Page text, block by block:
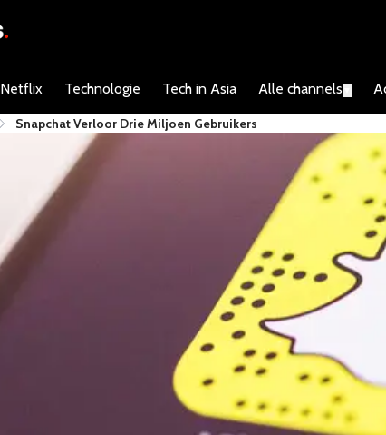
Netflix Technologie Tech in Asia Alle channels
Snapchat Verloor Drie Miljoen Gebruikers